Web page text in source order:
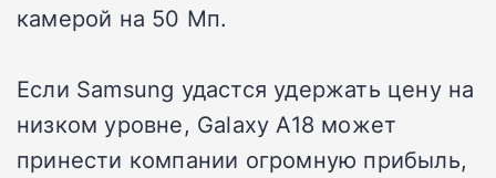
камерой на 50 Мп.
Если Samsung удастся удержать цену на
низком уровне, Galaxy A18 может
принести компании огромную прибыль,